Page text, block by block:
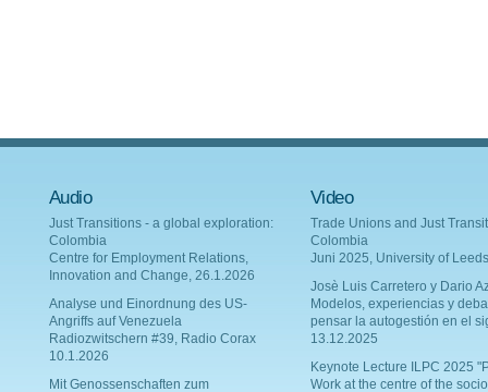
Audio
Just Transitions - a global exploration:
Colombia
Centre for Employment Relations,
Innovation and Change, 26.1.2026
Analyse und Einordnung des US-
Angriffs auf Venezuela
Radiozwitschern #39, Radio Corax
10.1.2026
Mit Genossenschaften zum
Video
Trade Unions and Just
Colombia
Juni 2025, University of Leeds
Josè Luis Carretero y Dario
Modelos, experiencias y
pensar la autogestión en el
13.12.2025
Keynote Lecture ILPC 2025
Work at the centre of the